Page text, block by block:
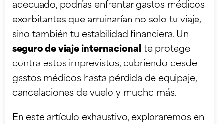
adecuado, podrías enfrentar gastos médicos
exorbitantes que arruinarían no solo tu viaje,
sino también tu estabilidad financiera. Un
seguro de viaje internacional te protege
contra estos imprevistos, cubriendo desde
gastos médicos hasta pérdida de equipaje,
cancelaciones de vuelo y mucho más.
En este artículo exhaustivo, exploraremos en